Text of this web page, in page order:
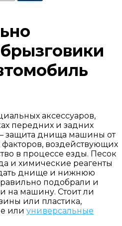
аксессуаров,
передних и задних
защита днища машины от
воздействующих
в процессе езды. Песок
и химические реагенты
днище и нижнюю
подобрали и
на машину. Стоит ли
или пластика,
или универсальные